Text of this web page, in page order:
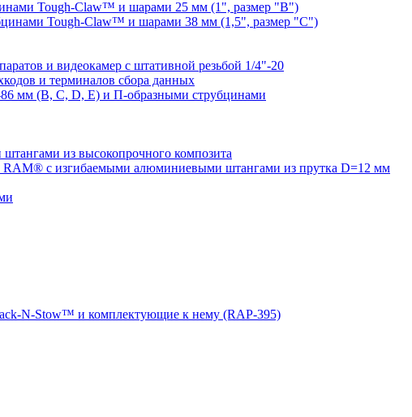
Tough-Claw™ и шарами 25 мм (1", размер "B")
Tough-Claw™ и шарами 38 мм (1,5", размер "C")
и видеокамер с штативной резьбой 1/4"-20
и терминалов сбора данных
мм (B, C, D, E) и П-образными струбцинами
из высокопрочного композита
RAM® с изгибаемыми алюминиевыми штангами из прутка D=12 мм
N-Stow™ и комплектующие к нему (RAP-395)